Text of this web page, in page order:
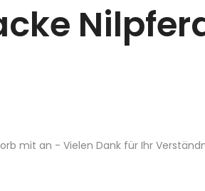
mit an - Vielen Dank für Ihr